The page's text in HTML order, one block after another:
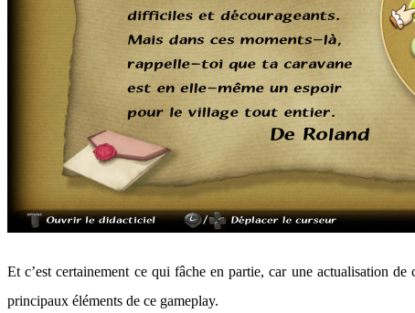
Et c’est certainement ce qui fâche en partie, car une actualisation
principaux éléments de ce gameplay.